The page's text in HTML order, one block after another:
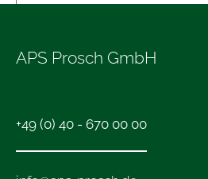
APS Prosch GmbH
+49 (0) 40 - 670 00 00